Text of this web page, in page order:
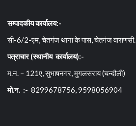
सम्पादकीय कार्यालय:-
सी-6/2-एम, चेतगंज थाना के पास, चेतगंज वाराणसी.
पत्राचार (स्थानीय कार्यालय):-
म.न. – 121ए, सुभाषनगर, मुगलसराय (चन्दौली)
मो.न. :- 8299678756, 9598056904